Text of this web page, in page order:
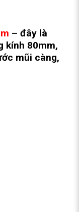
– đây là
kính 80mm,
mũi càng,